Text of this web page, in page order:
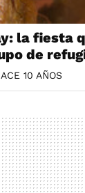
la fiesta
de
10 AÑOS